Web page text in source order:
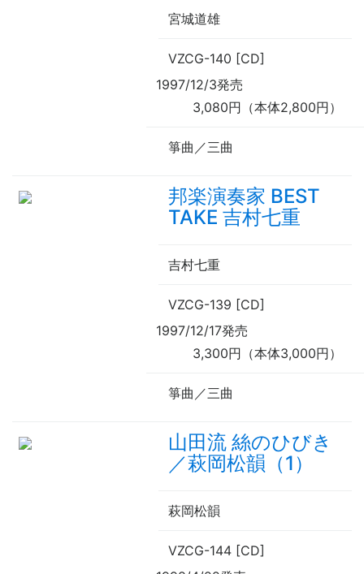
宮城道雄
VZCG-140 [CD]
1997/12/3発売
3,080円（本体2,800円）
箏曲／三曲
邦楽演奏家 BEST
TAKE 吉村七重
吉村七重
VZCG-139 [CD]
1997/12/17発売
3,300円（本体3,000円）
箏曲／三曲
山田流 絲のひびき
／萩岡松韻（1）
萩岡松韻
VZCG-144 [CD]